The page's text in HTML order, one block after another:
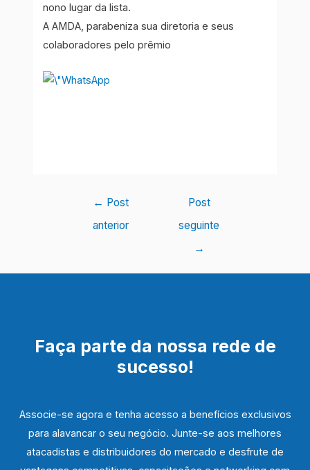
nono lugar da lista.
A AMDA, parabeniza sua diretoria e seus
colaboradores pelo prêmio
Navegação
← Post
anterior
Post
seguinte
→
Faça parte da nossa rede de
sucesso!
Associe-se agora e tenha acesso a benefícios exclusivos
para alavancar o seu negócio. Junte-se aos melhores
atacadistas e distribuidores do mercado e desfrute de